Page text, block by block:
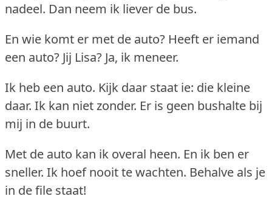
nadeel. Dan neem ik liever de bus.
En wie komt er met de auto? Heeft er iemand
een auto? Jij Lisa? Ja, ik meneer.
Ik heb een auto. Kijk daar staat ie: die kleine
daar. Ik kan niet zonder. Er is geen bushalte bij
mij in de buurt.
Met de auto kan ik overal heen. En ik ben er
sneller. Ik hoef nooit te wachten. Behalve als je
in de file staat!